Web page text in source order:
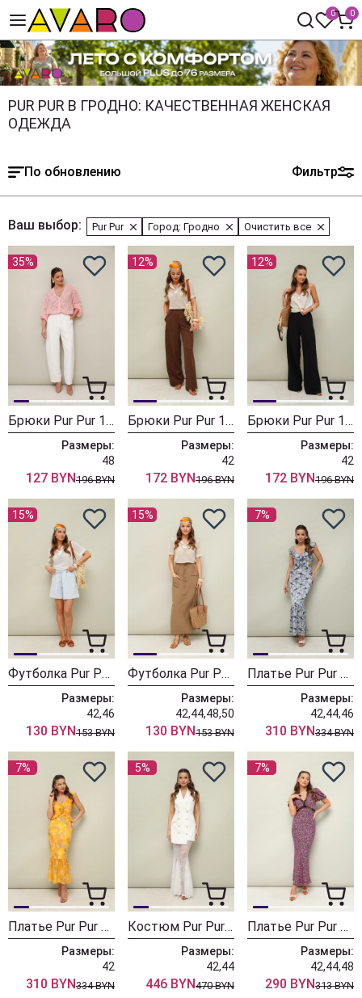
0 0
PUR PUR В ГРОДНО: КАЧЕСТВЕННАЯ ЖЕНСКАЯ
ОДЕЖДА
По обновлению Фильтр
Ваш выбор: Pur Pur Город: Гродно Очистить все
35%
Брюки Pur Pur 11-481
Размеры:
48
127 BYN196 BYN
12%
Брюки Pur Pur 11-442-1
Размеры:
42
172 BYN196 BYN
12%
Брюки Pur Pur 11-442
Размеры:
42
172 BYN196 BYN
15%
Футболка Pur Pur 11-388-2
Размеры:
42,46
130 BYN153 BYN
15%
Футболка Pur Pur 11-388-3
Размеры:
42,44,48,50
130 BYN153 BYN
7%
Платье Pur Pur 11-506-1
Размеры:
42,44,46
310 BYN334 BYN
7%
Платье Pur Pur 11-506
Размеры:
42
310 BYN334 BYN
5%
Костюм Pur Pur 11-503
Размеры:
42,44
446 BYN470 BYN
7%
Платье Pur Pur 11-498-3
Размеры:
42,44,48
290 BYN313 BYN